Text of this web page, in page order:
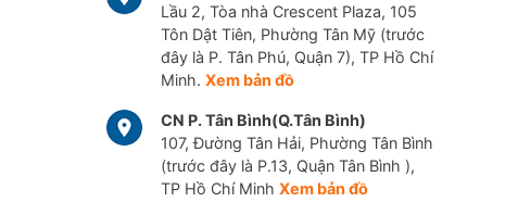
Lầu 2, Tòa nhà Crescent Plaza, 105
Tôn Dật Tiên, Phường Tân Mỹ (trước
đây là P. Tân Phú, Quận 7), TP Hồ Chí
Minh. Xem bản đồ
CN P. Tân Bình(Q.Tân Bình)
107, Đường Tân Hải, Phường Tân Bình
(trước đây là P.13, Quận Tân Bình ),
TP Hồ Chí Minh Xem bản đồ